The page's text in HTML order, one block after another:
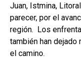
Juan, Istmina,
parecer, por el
región. Los
también han
el camino.